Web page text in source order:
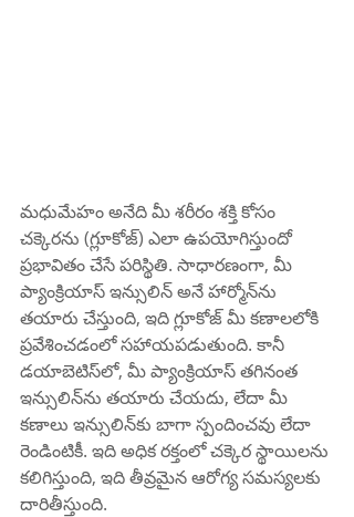
మధుమేహం అనేది మీ శరీరం శక్తి కోసం
చక్కెరను (గ్లూకోజ్) ఎలా ఉపయోగిస్తుందో
ప్రభావితం చేసే పరిస్థితి. సాధారణంగా, మీ
ప్యాంక్రియాస్ ఇన్సులిన్ అనే హార్మోన్‌ను
తయారు చేస్తుంది, ఇది గ్లూకోజ్ మీ కణాలలోకి
ప్రవేశించడంలో సహాయపడుతుంది. కానీ
డయాబెటిస్‌లో, మీ ప్యాంక్రియాస్ తగినంత
ఇన్సులిన్‌ను తయారు చేయదు, లేదా మీ
కణాలు ఇన్సులిన్‌కు బాగా స్పందించవు లేదా
రెండింటికీ. ఇది అధిక రక్తంలో చక్కెర స్థాయిలను
కలిగిస్తుంది, ఇది తీవ్రమైన ఆరోగ్య సమస్యలకు
దారితీస్తుంది.